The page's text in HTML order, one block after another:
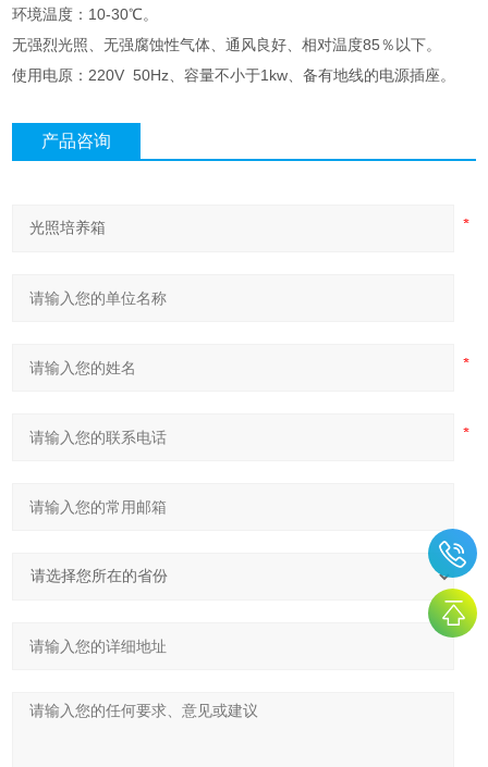
环境温度：10-30℃。
无强烈光照、无强腐蚀性气体、通风良好、相对温度85％以下。
使用电原：220V 50Hz、容量不小于1kw、备有地线的电源插座。
产品咨询